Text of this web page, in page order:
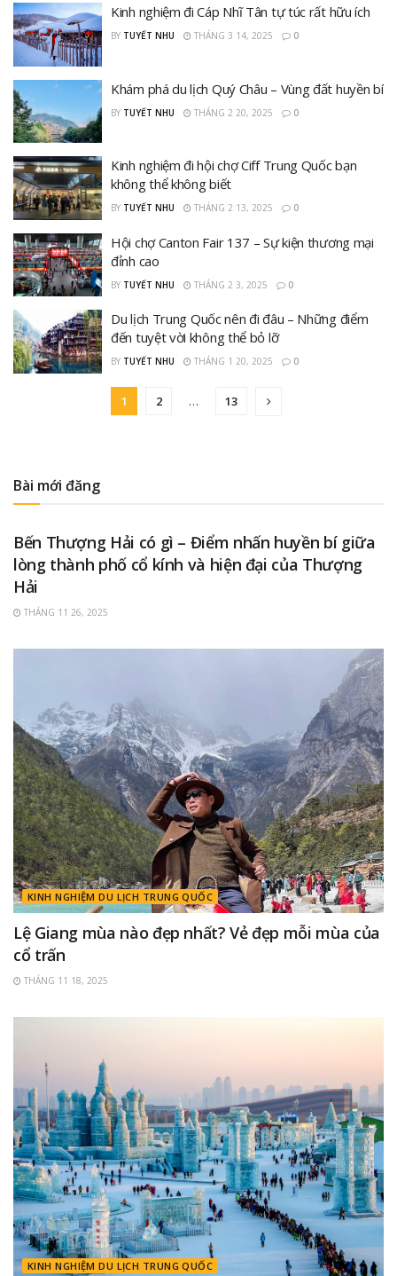
Kinh nghiệm đi Cáp Nhĩ Tân tự túc rất hữu ích
BY TUYẾT NHU THÁNG 3 14, 2025 0
Khám phá du lịch Quý Châu – Vùng đất huyền bí
BY TUYẾT NHU THÁNG 2 20, 2025 0
Kinh nghiệm đi hội chợ Ciff Trung Quốc bạn
không thể không biết
BY TUYẾT NHU THÁNG 2 13, 2025 0
Hội chợ Canton Fair 137 – Sự kiện thương mại
đỉnh cao
BY TUYẾT NHU THÁNG 2 3, 2025 0
Du lịch Trung Quốc nên đi đâu – Những điểm
đến tuyệt vời không thể bỏ lỡ
BY TUYẾT NHU THÁNG 1 20, 2025 0
1 2 … 13
Bài mới đăng
KINH NGHIỆM DU LỊCH TRUNG QUỐC
Bến Thượng Hải có gì – Điểm nhấn huyền bí giữa
lòng thành phố cổ kính và hiện đại của Thượng
Hải
THÁNG 11 26, 2025
KINH NGHIỆM DU LỊCH TRUNG QUỐC
Lệ Giang mùa nào đẹp nhất? Vẻ đẹp mỗi mùa của
cổ trấn
THÁNG 11 18, 2025
KINH NGHIỆM DU LỊCH TRUNG QUỐC